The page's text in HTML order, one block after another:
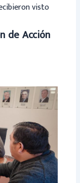
visto
de Acción